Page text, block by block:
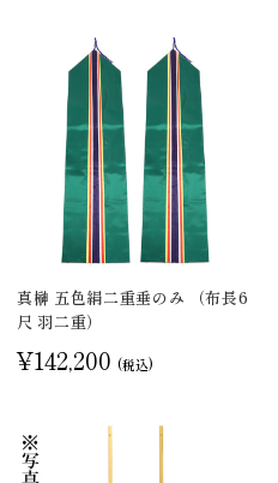
真榊 五色絹二重垂のみ （布長6
尺 羽二重）
¥142,200 (税込)